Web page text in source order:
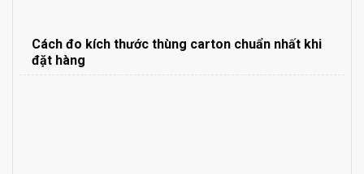
Cách đo kích thước thùng carton chuẩn nhất khi
đặt hàng